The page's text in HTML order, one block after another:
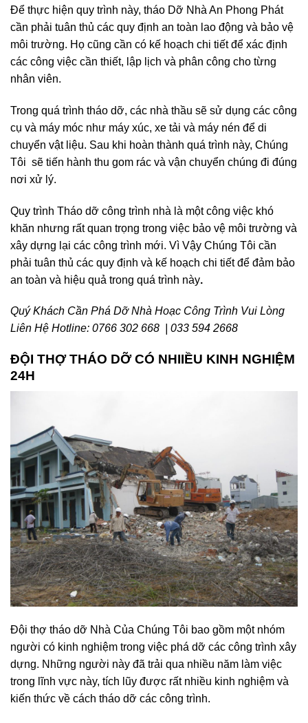
Để thực hiện quy trình này, tháo Dỡ Nhà An Phong Phát
cần phải tuân thủ các quy định an toàn lao động và bảo vệ
môi trường. Họ cũng cần có kế hoạch chi tiết để xác định
các công việc cần thiết, lập lịch và phân công cho từng
nhân viên.
Trong quá trình tháo dỡ, các nhà thầu sẽ sử dụng các công
cụ và máy móc như máy xúc, xe tải và máy nén để di
chuyển vật liệu. Sau khi hoàn thành quá trình này, Chúng
Tôi sẽ tiến hành thu gom rác và vận chuyển chúng đi đúng
nơi xử lý.
Quy trình Tháo dỡ công trình nhà là một công việc khó
khăn nhưng rất quan trọng trong việc bảo vệ môi trường và
xây dựng lại các công trình mới. Vì Vậy Chúng Tôi cần
phải tuân thủ các quy định và kế hoạch chi tiết để đảm bảo
an toàn và hiệu quả trong quá trình này.
Quý Khách Cần Phá Dỡ Nhà Hoạc Công Trình Vui Lòng
Liên Hệ Hotline: 0766 302 668 | 033 594 2668
ĐỘI THỢ THÁO DỠ CÓ NHIIỀU KINH NGHIỆM
24H
Đội thợ tháo dỡ Nhà Của Chúng Tôi bao gồm một nhóm
người có kinh nghiệm trong việc phá dỡ các công trình xây
dựng. Những người này đã trải qua nhiều năm làm việc
trong lĩnh vực này, tích lũy được rất nhiều kinh nghiệm và
kiến thức về cách tháo dỡ các công trình.